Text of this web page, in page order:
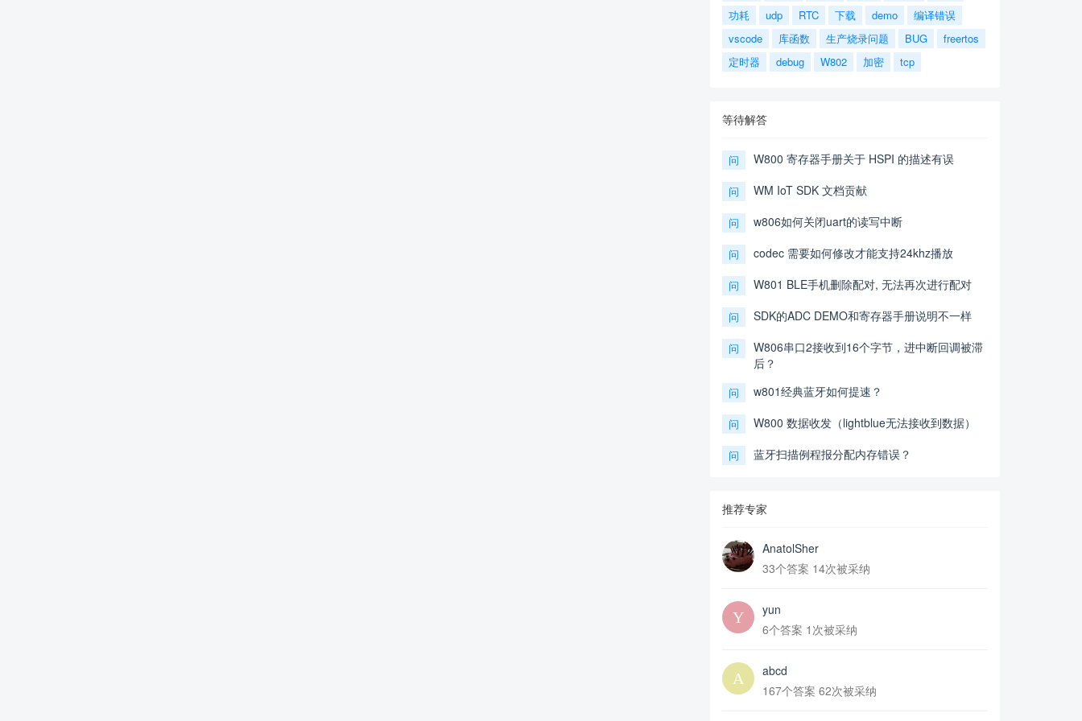
功耗 udp RTC 下载 demo
编译错误
vscode
库函数 生产烧录问题 BUG
freertos
定时器
debug W802 加密 tcp
等待解答
问 W800 寄存器手册关于 HSPI 的描述有误
问 WM IoT SDK 文档贡献
问 w806如何关闭uart的读写中断
问 codec 需要如何修改才能支持24khz播放
问 W801 BLE手机删除配对, 无法再次进行配对
问 SDK的ADC DEMO和寄存器手册说明不一样
问
W806串口2接收到16个字节，进中断回调被滞
后？
问 w801经典蓝牙如何提速？
问 W800 数据收发（lightblue无法接收到数据）
问 蓝牙扫描例程报分配内存错误？
推荐专家
AnatolSher
33个答案 14次被采纳
yun
6个答案 1次被采纳
abcd
167个答案 62次被采纳